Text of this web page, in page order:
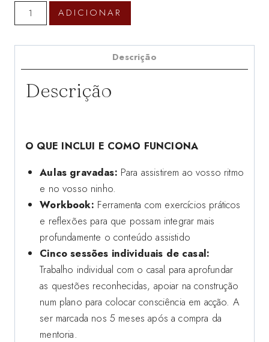
Quantidade
de
Casal
ADICIONAR
Descrição
Descrição
O QUE INCLUI E COMO FUNCIONA
Aulas gravadas: Para assistirem ao vosso ritmo
e no vosso ninho.
Workbook: Ferramenta com exercícios práticos
e reflexões para que possam integrar mais
profundamente o conteúdo assistido
Cinco sessões individuais de casal:
Trabalho individual com o casal para aprofundar
as questões reconhecidas, apoiar na construção
num plano para colocar consciência em acção. A
ser marcada nos 5 meses após a compra da
mentoria.